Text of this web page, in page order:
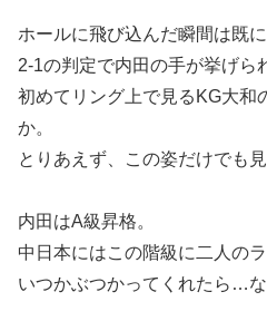
ホールに飛び込んだ瞬間は既に
2-1の判定で内田の手が挙げら
初めてリング上で見るKG大
か。
とりあえず、この姿だけでも
内田はA級昇格。
中日本にはこの階級に二人のラ
いつかぶつかってくれたら…な